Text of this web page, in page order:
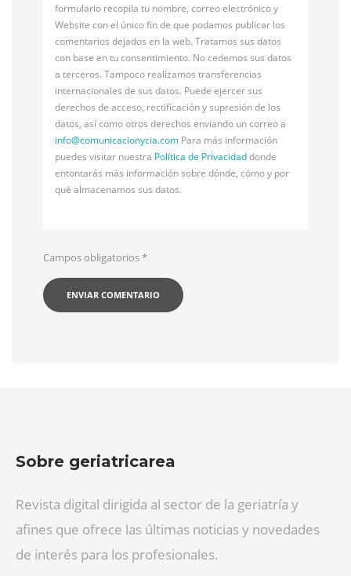
formulario recopila tu nombre, correo electrónico y
Website con el único fin de que podamos publicar los
comentarios dejados en la web. Tratamos sus datos
con base en tu consentimiento. No cedemos sus datos
a terceros. Tampoco realizamos transferencias
internacionales de sus datos. Puede ejercer sus
derechos de acceso, rectificación y supresión de los
datos, así como otros derechos enviando un correo a
info@comunicacionycia.com Para más información
puedes visitar nuestra Política de Privacidaddonde
entontarás más información sobre dónde, cómo y por
qué almacenamos sus datos.
Campos obligatorios*
Sobre geriatricarea
Revista digital dirigida al sector de la geriatría y
afines que ofrece las últimas noticias y novedades
de interés para los profesionales.